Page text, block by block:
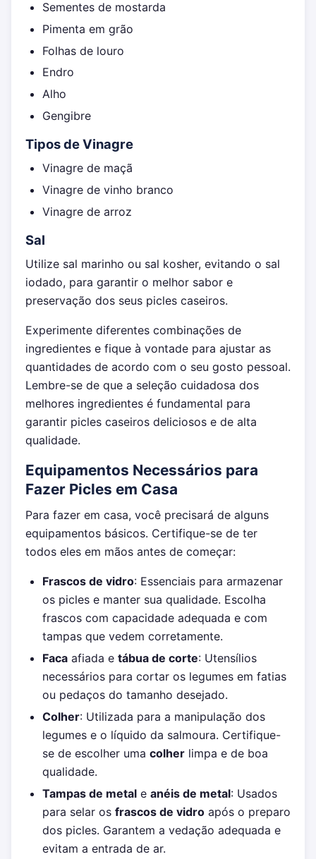
Sementes de mostarda
Pimenta em grão
Folhas de louro
Endro
Alho
Gengibre
Tipos de Vinagre
Vinagre de maçã
Vinagre de vinho branco
Vinagre de arroz
Sal
Utilize sal marinho ou sal kosher, evitando o sal
iodado, para garantir o melhor sabor e
preservação dos seus picles caseiros.
Experimente diferentes combinações de
ingredientes e fique à vontade para ajustar as
quantidades de acordo com o seu gosto pessoal.
Lembre-se de que a seleção cuidadosa dos
melhores ingredientes é fundamental para
garantir picles caseiros deliciosos e de alta
qualidade.
Equipamentos Necessários para
Fazer Picles em Casa
Para fazer em casa, você precisará de alguns
equipamentos básicos. Certifique-se de ter
todos eles em mãos antes de começar:
Frascos de vidro: Essenciais para armazenar
os picles e manter sua qualidade. Escolha
frascos com capacidade adequada e com
tampas que vedem corretamente.
Faca afiada e tábua de corte: Utensílios
necessários para cortar os legumes em fatias
ou pedaços do tamanho desejado.
Colher: Utilizada para a manipulação dos
legumes e o líquido da salmoura. Certifique-
se de escolher uma colher limpa e de boa
qualidade.
Tampas de metal e anéis de metal: Usados
para selar os frascos de vidro após o preparo
dos picles. Garantem a vedação adequada e
evitam a entrada de ar.